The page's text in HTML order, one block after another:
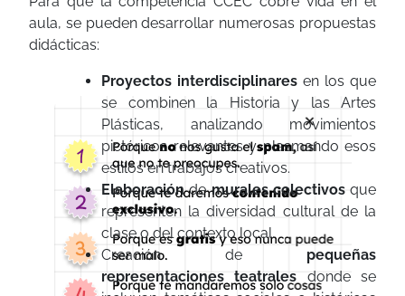
×
aula, se pueden desarrollar numerosas propuestas
didácticas:
Proyectos interdisciplinares en los que
se combinen la Historia y las Artes
Plásticas, analizando movimientos
pictóricos relevantes y plasmando esos
estilos en trabajos creativos.
Elaboracióndemurales colectivosque
representen la diversidad cultural de la
clase o del contexto local.
Creación de pequeñas
representaciones teatrales donde se